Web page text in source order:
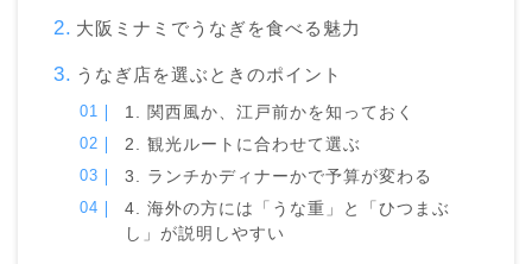
大阪ミナミでうなぎを食べる魅力
うなぎ店を選ぶときのポイント
1. 関西風か、江戸前かを知っておく
2. 観光ルートに合わせて選ぶ
3. ランチかディナーかで予算が変わる
4. 海外の方には「うな重」と「ひつまぶ
し」が説明しやすい